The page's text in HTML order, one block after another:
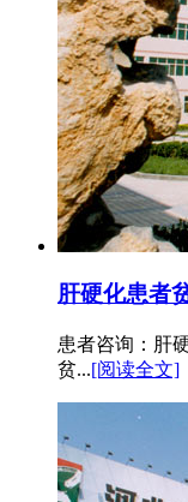
肝硬化患者
患者咨询：肝
贫...[阅读全文]